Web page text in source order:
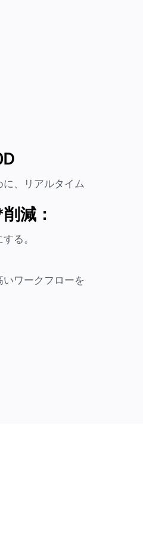
、リアルタイム
減：
る。
ワークフローを